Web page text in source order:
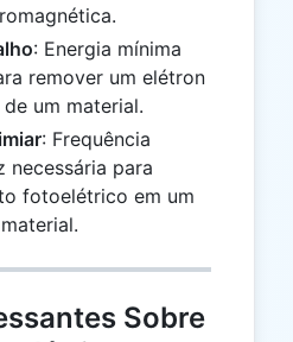
: Energia mínima
remover um elétron
um material.
: Frequência
necessária para
fotoelétrico em um
Sobre